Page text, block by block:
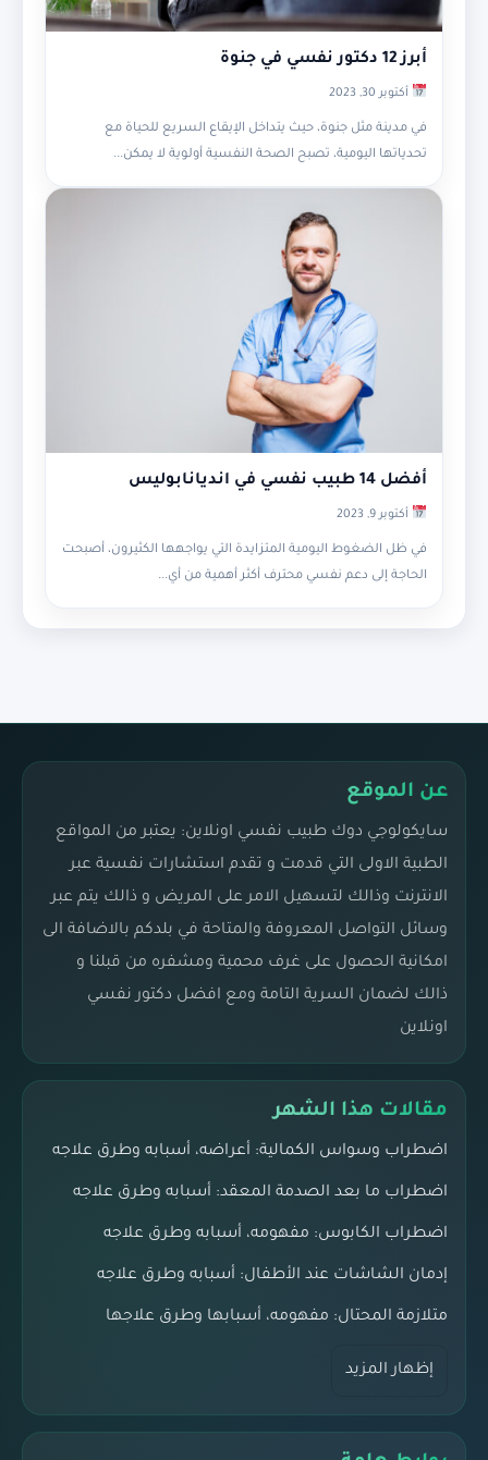
أبرز 12 دكتور نفسي في جنوة
أكتوبر 30, 2023
في مدينة مثل جنوة، حيث يتداخل الإيقاع السريع للحياة مع
تحدياتها اليومية، تصبح الصحة النفسية أولوية لا يمكن...
أفضل 14 طبيب نفسي في انديانابوليس
أكتوبر 9, 2023
في ظل الضغوط اليومية المتزايدة التي يواجهها الكثيرون، أصبحت
الحاجة إلى دعم نفسي محترف أكثر أهمية من أي...
عن الموقع
سايكولوجي دوك طبيب نفسي اونلاين: يعتبر من المواقع
الطبية الاولى التي قدمت و تقدم استشارات نفسية عبر
الانترنت وذالك لتسهيل الامر على المريض و ذالك يتم عبر
وسائل التواصل المعروفة والمتاحة في بلدكم بالاضافة الى
امكانية الحصول على غرف محمية ومشفره من قبلنا و
ذالك لضمان السرية التامة ومع افضل دكتور نفسي
اونلاين
مقالات هذا الشهر
اضطراب وسواس الكمالية: أعراضه، أسبابه وطرق علاجه
اضطراب ما بعد الصدمة المعقد: أسبابه وطرق علاجه
اضطراب الكابوس: مفهومه، أسبابه وطرق علاجه
إدمان الشاشات عند الأطفال: أسبابه وطرق علاجه
متلازمة المحتال: مفهومه، أسبابها وطرق علاجها
إظهار المزيد